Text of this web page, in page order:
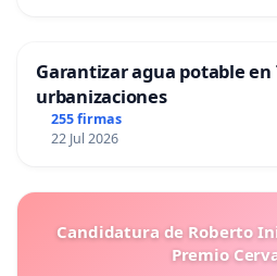
Garantizar agua potable en
urbanizaciones
255 firmas
22 Jul 2026
Candidatura de Roberto
Premio